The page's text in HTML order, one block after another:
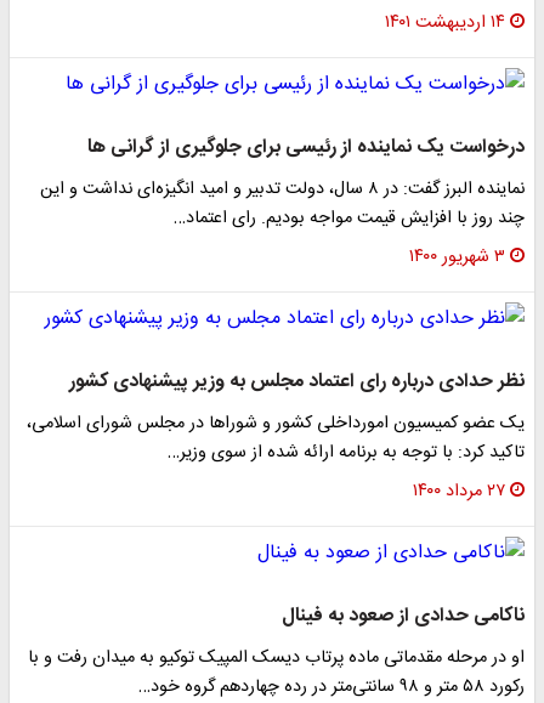
۱۴ اردیبهشت ۱۴۰۱
درخواست یک نماینده از رئیسی برای جلوگیری از گرانی ها
نماینده البرز گفت: در ۸ سال، دولت تدبیر و امید انگیزه‌ای نداشت و این
چند روز با افزایش قیمت مواجه بودیم. رای اعتماد…
۳ شهریور ۱۴۰۰
نظر حدادی درباره رای اعتماد مجلس به وزیر پیشنهادی کشور
یک عضو کمیسیون امورداخلی کشور و شوراها در مجلس شورای اسلامی،
تاکید کرد: با توجه به برنامه ارائه شده از سوی وزیر…
۲۷ مرداد ۱۴۰۰
ناکامی حدادی از صعود به فینال
او در مرحله مقدماتی ماده پرتاب دیسک المپیک توکیو به میدان رفت و با
رکورد ۵۸ متر و ۹۸ سانتی‌متر در رده چهاردهم گروه خود…